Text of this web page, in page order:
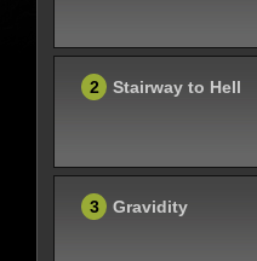
2 Stairway to Hell
3 Gravidity